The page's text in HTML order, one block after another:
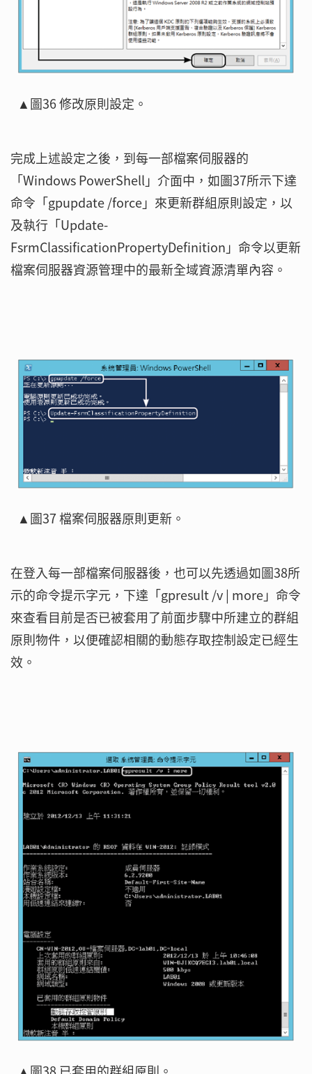
▲圖36 修改原則設定。
完成上述設定之後，到每一部檔案伺服器的
「Windows PowerShell」介面中，如圖37所示下達
命令「gpupdate /force」來更新群組原則設定，以
及執行「Update-
FsrmClassificationPropertyDefinition」命令以更新
檔案伺服器資源管理中的最新全域資源清單內容。
▲圖37 檔案伺服器原則更新。
在登入每一部檔案伺服器後，也可以先透過如圖38所
示的命令提示字元，下達「gpresult /v | more」命令
來查看目前是否已被套用了前面步驟中所建立的群組
原則物件，以便確認相關的動態存取控制設定已經生
效。